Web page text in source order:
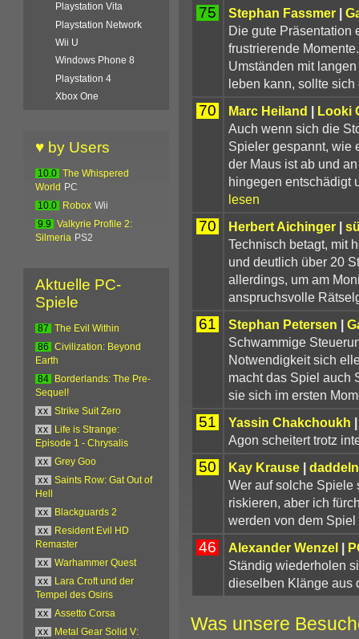
75 Stephan Fassmer|
Die gute Präsentation
frustrierende
Umständen mit
leben kann, sollte
70 Marc Heiland | Looki
Auch wenn sich die
Spieler gespannt, wie
der Maus ist ab und
hingegen entschädigt
lesen
70 Herbert Aichinger|
Technisch betagt, mit
und deutlich über 20
allerdings, um am
anspruchsvolle
61 Stephan Petersen |
Schwammige
Notwendigkeit sich
macht das Spiel auch
sie sich im ersten
51 Yassin Chakchoukh
Agon scheitert trotz
50 Kay Krause|
Wer auf solche Spiele
riskieren, aber ich
werden von dem
46 Alexander Wenzel|
Ständig wiederholen
dieselben Klänge aus
Was unsere
Playstation Vita
Playstation Network
Wii U
Windows Phone 8
Playstation 4
Xbox One
♥ by Users
10.0
The Whispered
World
PC
10.0
Robox Wii
9.9
Valkyrie Profile 2:
Silmeria PS2
Aktuelle PC-
Spiele
87
The Evil Within
86
Civilization: Beyond
Earth
84
Borderlands: The Pre-
Sequel!
xx
Strike Suit Zero
xx
Life is Strange:
Episode 1 - Chrysalis
xx
Grey Goo
xx
Saints Row: Gat Out of
Hell
xx
Blackguards 2
xx
Resident Evil HD
Remaster
xx
Warhammer Quest
xx
Lara Croft und der
Tempel des Osiris
xx
Assetto Corsa
xx
Metal Gear Solid V: